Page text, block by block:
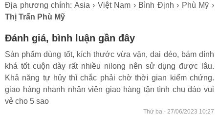
Địa phương chính: Asia › Việt Nam › Bình Định › Phù Mỹ ›
Thị Trấn Phù Mỹ
Đánh giá, bình luận gần đây
Sản phẩm dùng tốt, kích thước vừa vặn, dai dẻo, bám dính
khá tốt cuộn dày rất nhiều nilong nên sử dụng được lâu.
Khả năng tự hủy thì chắc phải chờ thời gian kiểm chứng.
giao hàng nhanh nhân viên giao hàng tận tình chu đáo vui
vẻ cho 5 sao
Thứ ba - 27/06/2023 10:27